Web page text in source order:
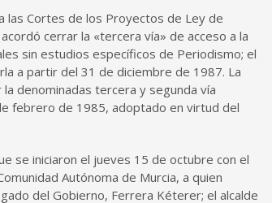
las Cortes de los Proyectos de Ley de
cerrar la «tercera vía» de acceso a la
sin estudios específicos de Periodismo; el
a partir del 31 de diciembre de 1987. La
denominadas tercera y segunda vía
febrero de 1985, adoptado en virtud del
se iniciaron el jueves 15 de octubre con el
Autónoma de Murcia, a quien
del Gobierno, Ferrera Kéterer; el alcalde